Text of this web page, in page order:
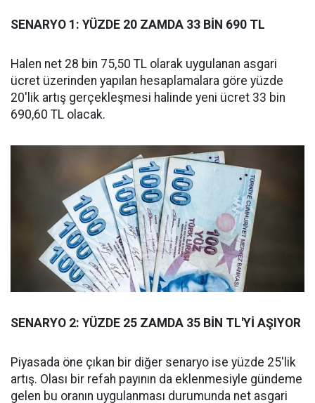
SENARYO 1: YÜZDE 20 ZAMDA 33 BİN 690 TL
Halen net 28 bin 75,50 TL olarak uygulanan asgari
ücret üzerinden yapılan hesaplamalara göre yüzde
20'lik artış gerçekleşmesi halinde yeni ücret 33 bin
690,60 TL olacak.
SENARYO 2: YÜZDE 25 ZAMDA 35 BİN TL'Yİ AŞIYOR
Piyasada öne çıkan bir diğer senaryo ise yüzde 25'lik
artış. Olası bir refah payının da eklenmesiyle gündeme
gelen bu oranın uygulanması durumunda net asgari